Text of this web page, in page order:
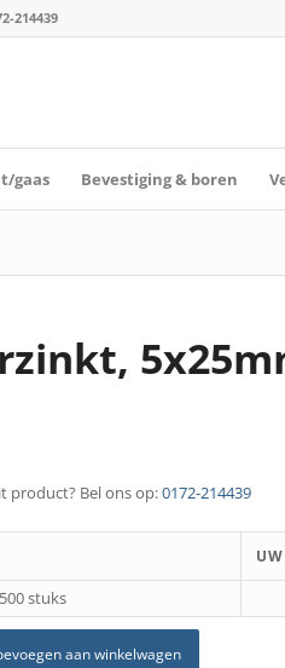
214439
gaas Bevestiging & boren
product? Bel ons op:0172-214439
stuks
aan winkelwagen